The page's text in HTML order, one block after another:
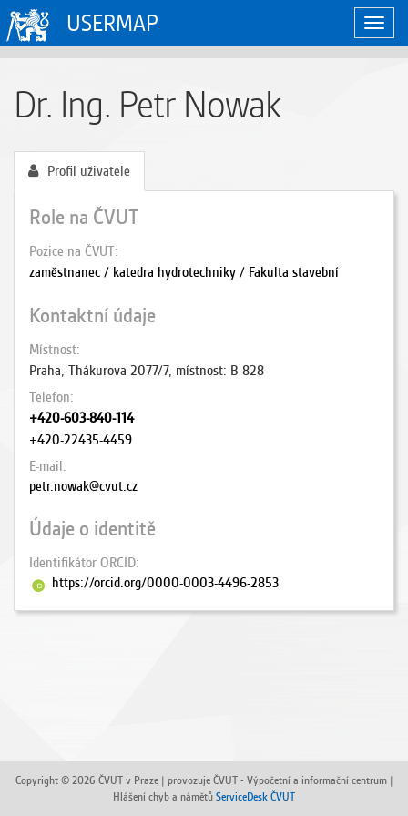
USERMAP
Dr. Ing. Petr Nowak
Profil uživatele
Role na ČVUT
Pozice na ČVUT
zaměstnanec / katedra hydrotechniky / Fakulta stavební
Kontaktní údaje
Místnost
Praha, Thákurova 2077/7, místnost: B-828
Telefon
+420-603-840-114
+420-22435-4459
E-mail
petr.nowak@cvut.cz
Údaje o identitě
Identifikátor ORCID
https://orcid.org/0000-0003-4496-2853
Copyright © 2026 ČVUT v Praze | provozuje ČVUT - Výpočetní a informační centrum |
Hlášení chyb a námětů ServiceDesk ČVUT